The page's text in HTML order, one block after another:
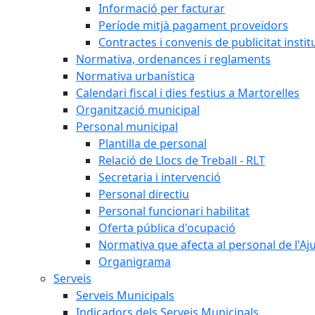
Informació per facturar
Període mitjà pagament proveïdors
Contractes i convenis de publicitat
Normativa, ordenances i reglaments
Normativa urbanística
Calendari fiscal i dies festius a Martorelles
Organització municipal
Personal municipal
Plantilla de personal
Relació de Llocs de Treball - RLT
Secretaria i intervenció
Personal directiu
Personal funcionari habilitat
Oferta pública d'ocupació
Normativa que afecta al personal de
Organigrama
Serveis
Serveis Municipals